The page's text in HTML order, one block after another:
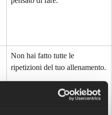
Non hai fatto tutte le
ripetizioni del tuo allenamento.